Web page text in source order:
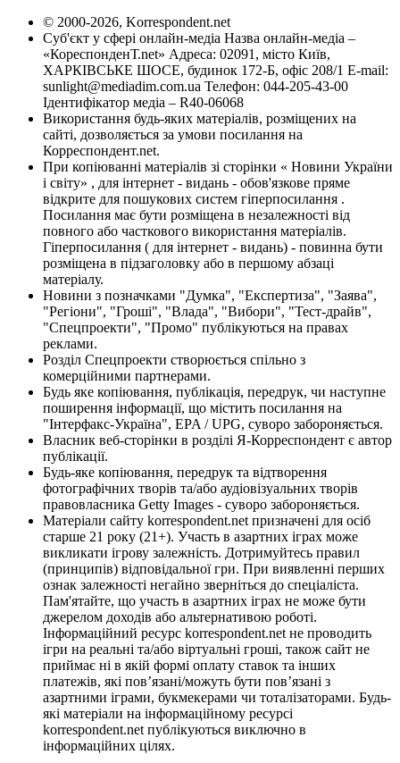
© 2000-2026, Korrespondent.net
Суб'єкт у сфері онлайн-медіа Назва онлайн-медіа –
«КореспонденТ.net» Адреса: 02091, місто Київ,
ХАРКІВСЬКЕ ШОСЕ, будинок 172-Б, офіс 208/1 E-mail:
sunlight@mediadim.com.ua Телефон: 044-205-43-00
Ідентифікатор медіа – R40-06068
Використання будь-яких матеріалів, розміщених на
сайті, дозволяється за умови посилання на
Корреспондент.net.
При копіюванні матеріалів зі сторінки « Новини України
і світу» , для інтернет - видань - обов'язкове пряме
відкрите для пошукових систем гіперпосилання .
Посилання має бути розміщена в незалежності від
повного або часткового використання матеріалів.
Гіперпосилання ( для інтернет - видань) - повинна бути
розміщена в підзаголовку або в першому абзаці
матеріалу.
Новини з позначками "Думка", "Експертиза", "Заява",
"Регіони", "Гроші", "Влада", "Вибори", "Тест-драйв",
"Спецпроекти", "Промо" публікуються на правах
реклами.
Розділ Спецпроекти створюється спільно з
комерційними партнерами.
Будь яке копіювання, публікація, передрук, чи наступне
поширення інформації, що містить посилання на
"Інтерфакс-Україна", EPA / UPG, суворо забороняється.
Власник веб-сторінки в розділі Я-Корреспондент є автор
публікації.
Будь-яке копіювання, передрук та відтворення
фотографічних творів та/або аудіовізуальних творів
правовласника Getty Images - суворо забороняється.
Матеріали сайту korrespondent.net призначені для осіб
старше 21 року (21+). Участь в азартних іграх може
викликати ігрову залежність. Дотримуйтесь правил
(принципів) відповідальної гри. При виявленні перших
ознак залежності негайно зверніться до спеціаліста.
Пам'ятайте, що участь в азартних іграх не може бути
джерелом доходів або альтернативою роботі.
Інформаційний ресурс korrespondent.net не проводить
ігри на реальні та/або віртуальні гроші, також сайт не
приймає ні в якій формі оплату ставок та інших
платежів, які пов’язані/можуть бути пов’язані з
азартними іграми, букмекерами чи тоталізаторами. Будь-
які матеріали на інформаційному ресурсі
korrespondent.net публікуються виключно в
інформаційних цілях.